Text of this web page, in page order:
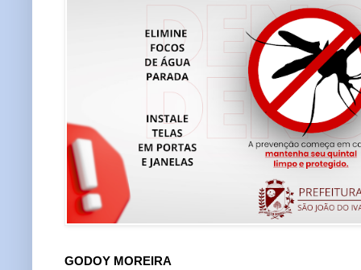
GODOY MOREIRA